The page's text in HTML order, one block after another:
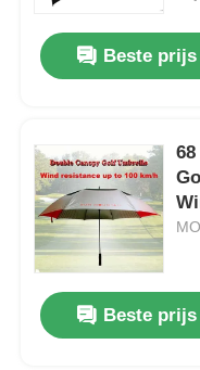
Beste prijs
Beste prijs